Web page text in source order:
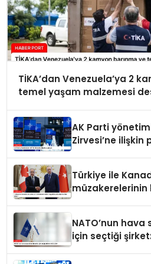
TİKA’dan Venezuela’ya 2
temel yaşam malzemesi
AK Parti
Zirvesi’ne ilişkin
Türkiye ile
müzakerelerinin
NATO’nun
için seçtiği şirket: